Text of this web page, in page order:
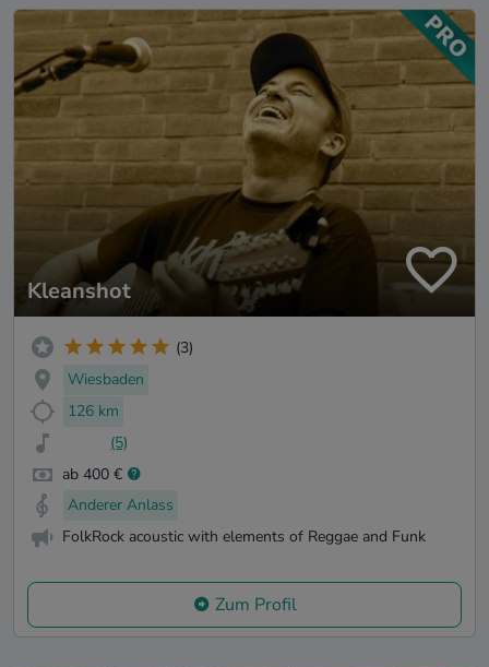
Kleanshot
(3)
Wiesbaden
126 km
(5)
ab 400 €
Anderer Anlass
FolkRock acoustic with elements of Reggae and Funk
Zum Profil